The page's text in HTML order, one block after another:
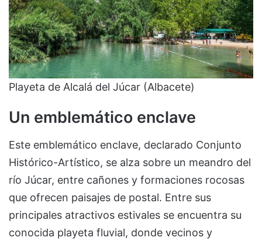
Playeta de Alcalá del Júcar (Albacete)
Un emblemático enclave
Este emblemático enclave, declarado Conjunto
Histórico-Artístico, se alza sobre un meandro del
río Júcar, entre cañones y formaciones rocosas
que ofrecen paisajes de postal. Entre sus
principales atractivos estivales se encuentra su
conocida playeta fluvial, donde vecinos y